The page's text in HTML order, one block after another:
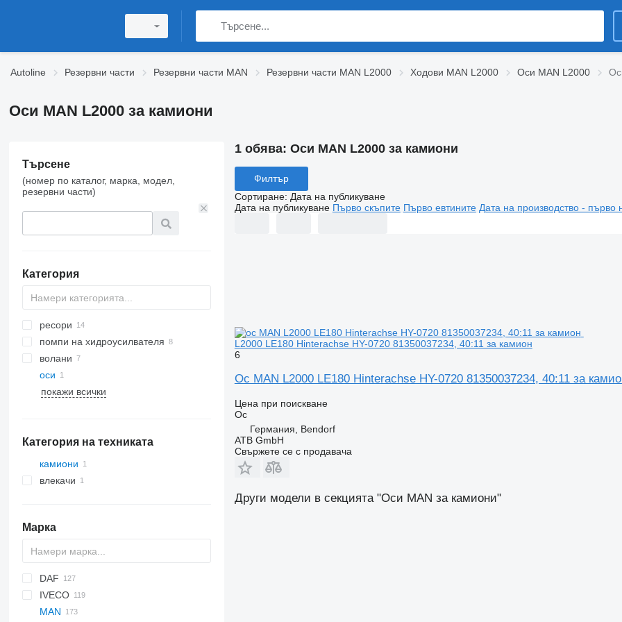
Autoline Резервни части Резервни части MAN Резервни части MAN L2000 Ходови MAN L2000 Оси MAN L2000
Оси MAN L2000 за камиони
Търсене
(номер по каталог, марка, модел,
резервни части)
Категория
ресори
помпи на хидроусилвателя
волани
оси
покажи всички
Категория на техниката
камиони
влекачи
Марка
HD
DAF
AS
CF
F-MAX
Transit
M series
X series
IVECO
Daily
NPR
LTM
MAN
1 обява: Оси MAN L2000 за камиони
Филтър
Сортиране: Дата на публикуване
Дата на публикуване Първо скъпите Първо евтините Дата на производство - първо
L2000 LE180 Hinterachse HY-0720 81350037234, 40:11 за камион
6
Ос MAN L2000 LE180 Hinterachse HY-0720 81350037234, 40:11 за
Цена при поискване
Ос
Германия, Bendorf
ATB GmbH
Свържете се с продавача
Други модели в секцията "Оси MAN за камиони"